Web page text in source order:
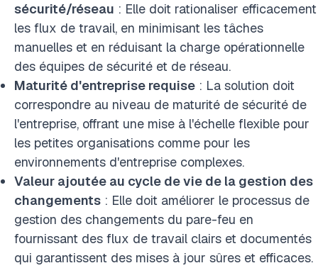
sécurité/réseau : Elle doit rationaliser efficacement
les flux de travail, en minimisant les tâches
manuelles et en réduisant la charge opérationnelle
des équipes de sécurité et de réseau.
Maturité d'entreprise requise : La solution doit
correspondre au niveau de maturité de sécurité de
l'entreprise, offrant une mise à l'échelle flexible pour
les petites organisations comme pour les
environnements d'entreprise complexes.
Valeur ajoutée au cycle de vie de la gestion des
changements : Elle doit améliorer le processus de
gestion des changements du pare-feu en
fournissant des flux de travail clairs et documentés
qui garantissent des mises à jour sûres et efficaces.